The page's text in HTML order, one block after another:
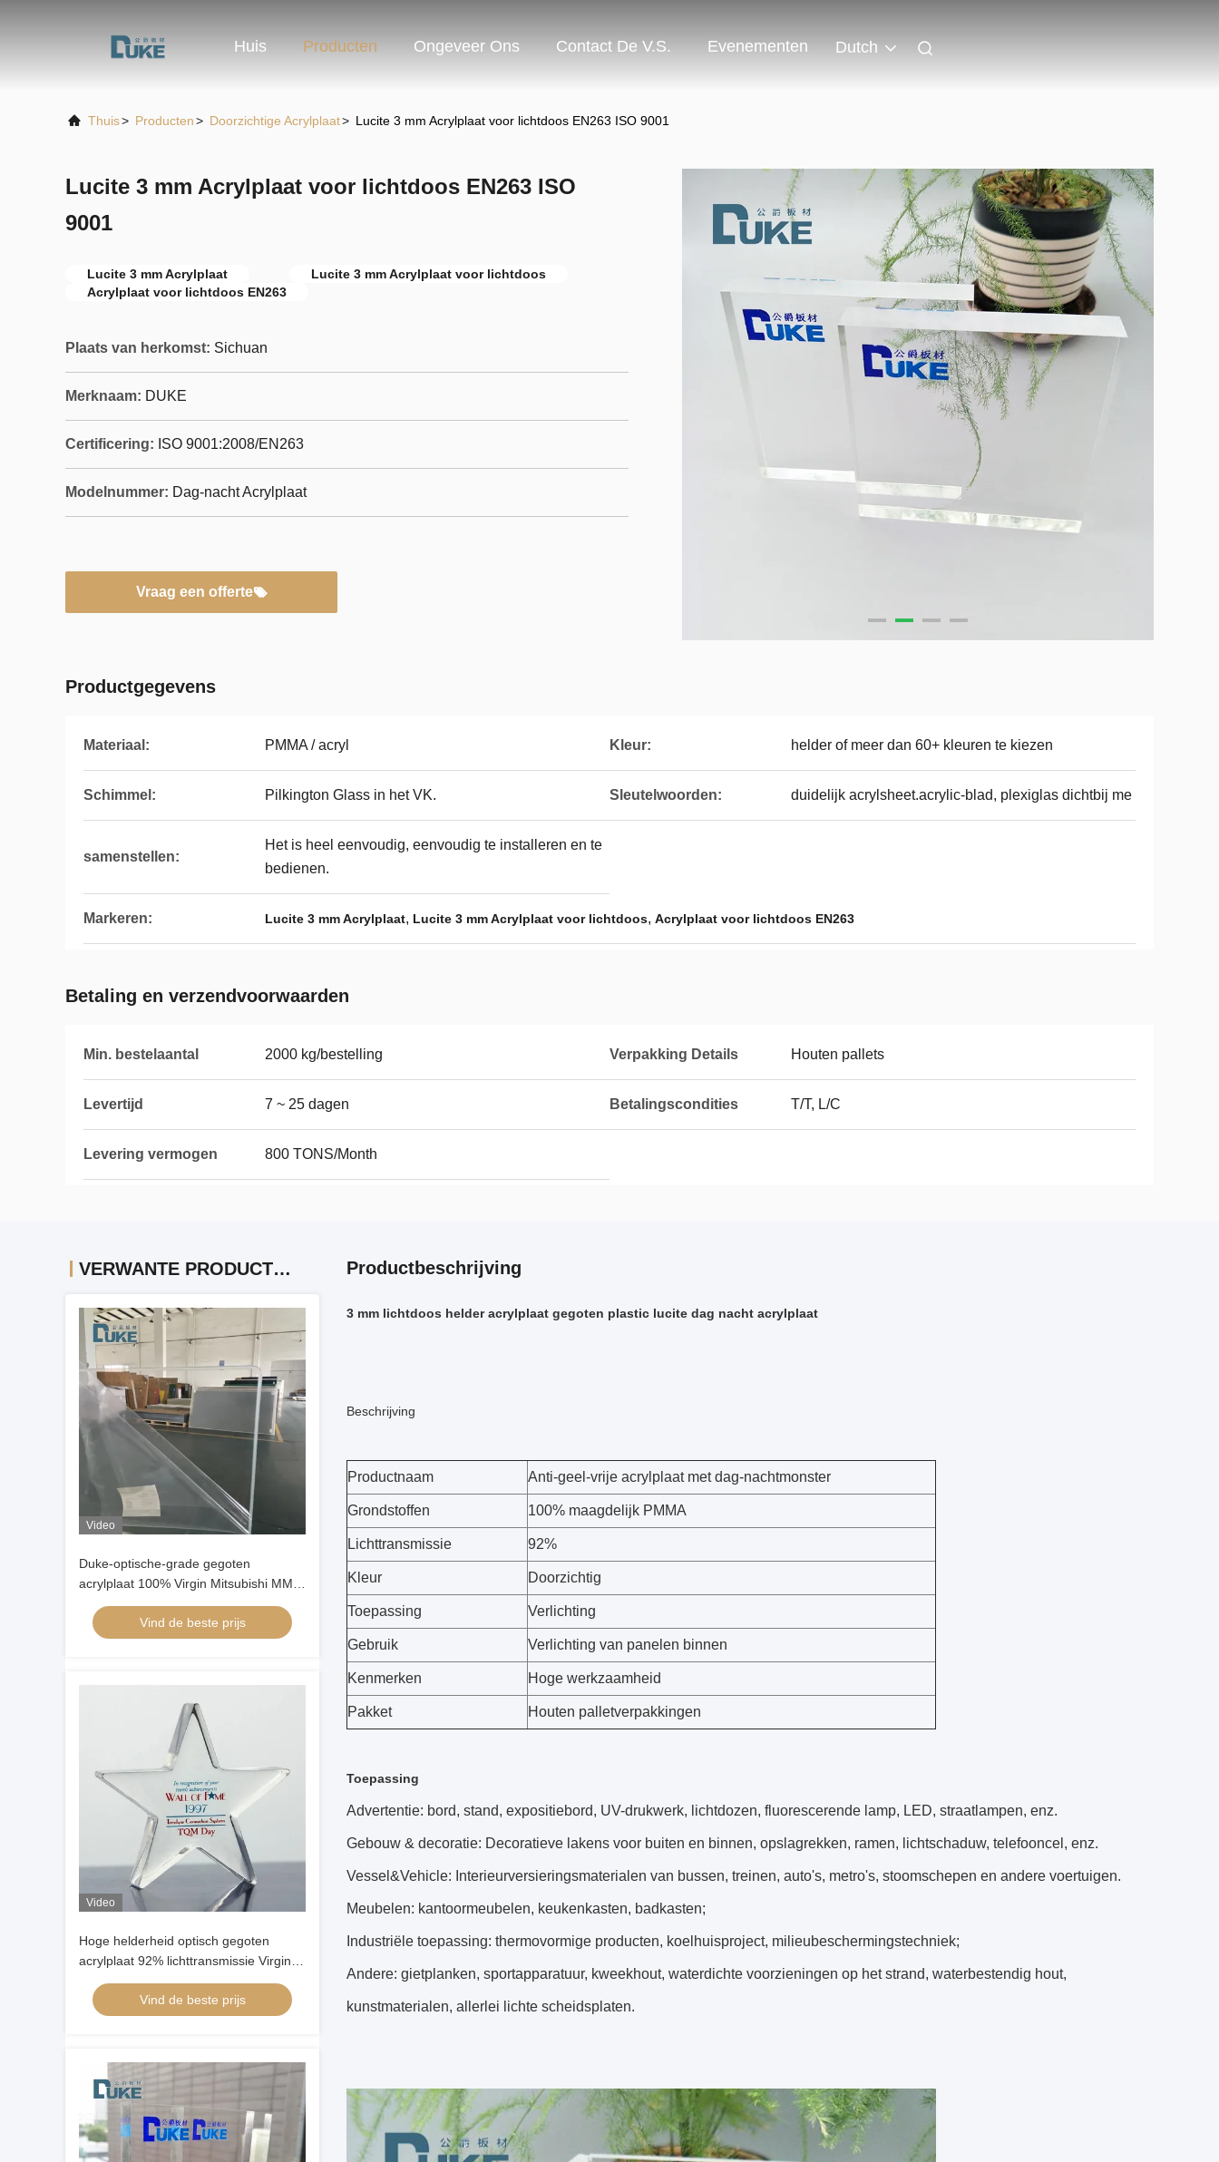
Huis Producten Ongeveer Ons Contact De V.S. Evenementen Dutch
Thuis> Producten> Doorzichtige Acrylplaat> Lucite 3 mm Acrylplaat voor lichtdoos EN263 ISO 9001
Lucite 3 mm Acrylplaat voor lichtdoos EN263 ISO
9001
Lucite 3 mm Acrylplaat
Lucite 3 mm Acrylplaat voor lichtdoos
Acrylplaat voor lichtdoos EN263
Plaats van herkomst: Sichuan
Merknaam: DUKE
Certificering: ISO 9001:2008/EN263
Modelnummer: Dag-nacht Acrylplaat
Vraag een offerte
Productgegevens
Materiaal: PMMA / acryl Kleur: helder of meer dan 60+ kleuren te kiezen
Schimmel: Pilkington Glass in het VK. Sleutelwoorden: duidelijk acrylsheet.acrylic-blad, plexiglas dichtbij me
samenstellen:
Het is heel eenvoudig, eenvoudig te installeren en te
bedienen.
Markeren: Lucite 3 mm Acrylplaat, Lucite 3 mm Acrylplaat voor lichtdoos, Acrylplaat voor lichtdoos EN263
Betaling en verzendvoorwaarden
Min. bestelaantal 2000 kg/bestelling Verpakking Details Houten pallets
Levertijd 7 ~ 25 dagen Betalingscondities T/T, L/C
Levering vermogen 800 TONS/Month
VERWANTE PRODUCTEN
Video
Duke-optische-grade gegoten
acrylplaat 100% Virgin Mitsubishi MMA
Hoge helderheid 92% Spiegelprecisie
10mm 2mm UV-bord snijden
Vind de beste prijs
Video
Hoge helderheid optisch gegoten
acrylplaat 92% lichttransmissie Virgin
Mitsubishi materiaal voor display
Vind de beste prijs
Productbeschrijving
3 mm lichtdoos helder acrylplaat gegoten plastic lucite dag nacht acrylplaat
Beschrijving
Productnaam Anti-geel-vrije acrylplaat met dag-nachtmonster
Grondstoffen 100% maagdelijk PMMA
Lichttransmissie 92%
Kleur Doorzichtig
Toepassing Verlichting
Gebruik Verlichting van panelen binnen
Kenmerken Hoge werkzaamheid
Pakket Houten palletverpakkingen
Toepassing
Advertentie: bord, stand, expositiebord, UV-drukwerk, lichtdozen, fluorescerende lamp, LED, straatlampen, enz.
Gebouw & decoratie: Decoratieve lakens voor buiten en binnen, opslagrekken, ramen, lichtschaduw, telefooncel, enz.
Vessel&Vehicle: Interieurversieringsmaterialen van bussen, treinen, auto's, metro's, stoomschepen en andere voertuigen.
Meubelen: kantoormeubelen, keukenkasten, badkasten;
Industriële toepassing: thermovormige producten, koelhuisproject, milieubeschermingstechniek;
Andere: gietplanken, sportapparatuur, kweekhout, waterdichte voorzieningen op het strand, waterbestendig hout,
kunstmaterialen, allerlei lichte scheidsplaten.